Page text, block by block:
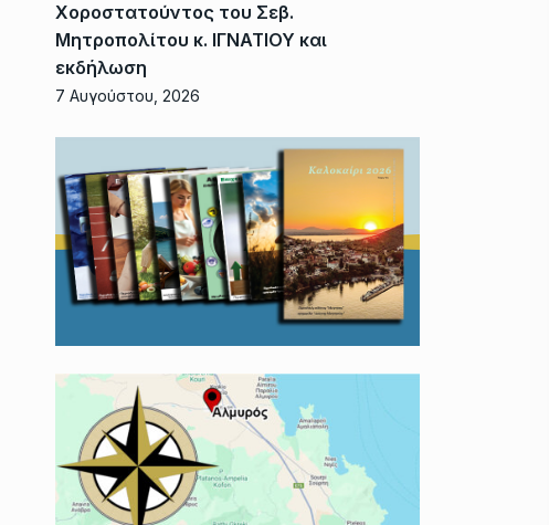
Χοροστατούντος του Σεβ.
Μητροπολίτου κ. ΙΓΝΑΤΙΟΥ και
εκδήλωση
7 Αυγούστου, 2026